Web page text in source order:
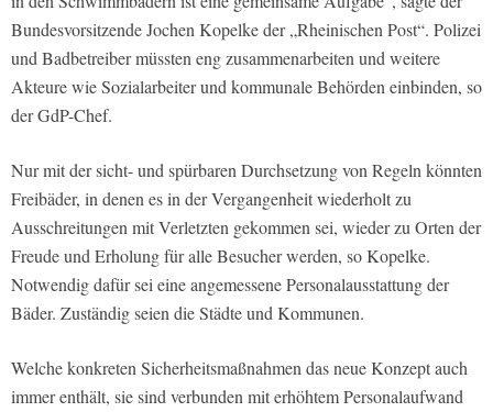
Bundesvorsitzende Jochen Kopelke der „Rheinischen Post“. Polizei
und Badbetreiber müssten eng zusammenarbeiten und weitere
Akteure wie Sozialarbeiter und kommunale Behörden einbinden, so
der GdP-Chef.
Nur mit der sicht- und spürbaren Durchsetzung von Regeln könnten
Freibäder, in denen es in der Vergangenheit wiederholt zu
Ausschreitungen mit Verletzten gekommen sei, wieder zu Orten der
Freude und Erholung für alle Besucher werden, so Kopelke.
Notwendig dafür sei eine angemessene Personalausstattung der
Bäder. Zuständig seien die Städte und Kommunen.
Welche konkreten Sicherheitsmaßnahmen das neue Konzept auch
immer enthält, sie sind verbunden mit erhöhtem Personalaufwand